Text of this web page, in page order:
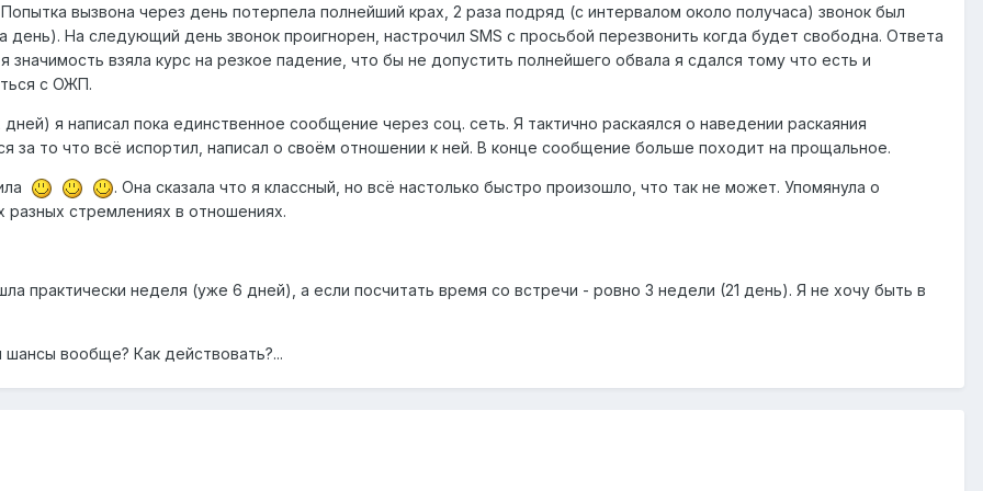
вызвона через день потерпела полнейший крах, 2 раза подряд (с интервалом около получаса) звонок был
день). На следующий день звонок проигнорен, настрочил SMS с просьбой перезвонить когда будет свободна. Ответа
взяла курс на резкое падение, что бы не допустить полнейшего обвала я сдался тому что есть и
с ОЖП.
дней) я написал пока единственное сообщение через соц. сеть. Я тактично раскаялся о наведении раскаяния
за то что всё испортил, написал о своём отношении к ней. В конце сообщение больше походит на прощальное.
. Она сказала что я классный, но всё настолько быстро произошло, что так не может. Упомянула о
стремлениях в отношениях.
практически неделя (уже 6 дней), а если посчитать время со встречи - ровно 3 недели (21 день). Я не хочу быть в
вообще? Как действовать?...